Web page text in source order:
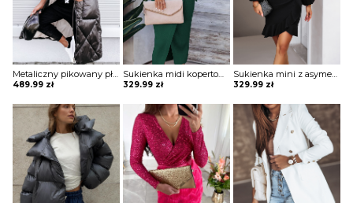
489.99 zł
Sukienka midi kopertowa Jonie
329.99 zł
Sukienka mini z asymetryczną falbaną Maguelonne
329.99 zł